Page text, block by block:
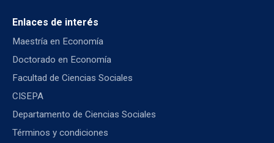
Enlaces de interés
Maestría en Economía
Doctorado en Economía
Facultad de Ciencias Sociales
CISEPA
Departamento de Ciencias Sociales
Términos y condiciones